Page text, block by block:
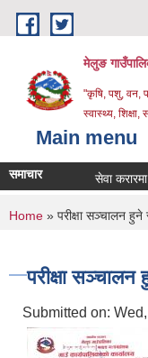
Skip to main content
मेलुङ
"कृषि, पशु, वन,
स्वास्थ्य,
Main menu
समाचार सेवा करारमा
You are
Home » परीक्षा सञ्‍चालन हुने
परीक्षा
Submitted on: